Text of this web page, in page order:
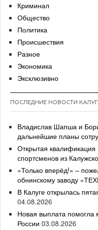
Криминал
Общество
Политика
Происшествия
Разное
Экономика
Эксклюзивно
ПОСЛЕДНИЕ НОВОСТИ
Владислав Шапша и
дальнейшие планы
Открытая
спортсменов из
«Только вперёд!» –
обнинскому заводу
В Калуге открылась
04.08.2026
Новая выплата помогла
России 03.08.2026